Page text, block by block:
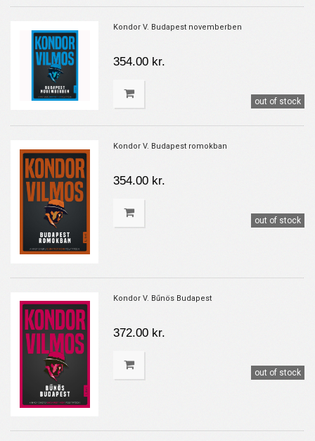
Kondor V. Budapest novemberben
354.00 kr.
out of stock
Kondor V. Budapest romokban
354.00 kr.
out of stock
Kondor V. Bűnös Budapest
372.00 kr.
out of stock